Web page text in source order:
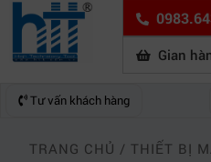
Gian
Tư vấn khách hàng
TRANG CHỦ / THIẾT BỊ